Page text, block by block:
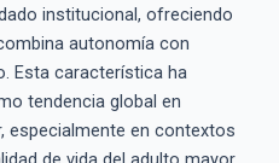
institucional, ofreciendo
autonomía con
Esta característica ha
tendencia global en
especialmente en contextos